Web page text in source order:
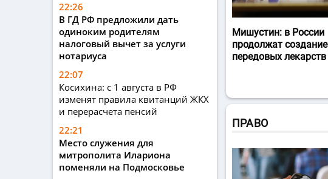
22:26
В ГД РФ предложили дать
одиноким родителям
налоговый вычет за услуги
нотариуса
22:07
Косихина: с 1 августа в РФ
изменят правила квитанций ЖКХ
и перерасчета пенсий
22:21
Место служения для
митрополита Илариона
поменяли на Подмосковье
Мишустин: в России
продолжат создание
передовых лекарств
ПРАВО